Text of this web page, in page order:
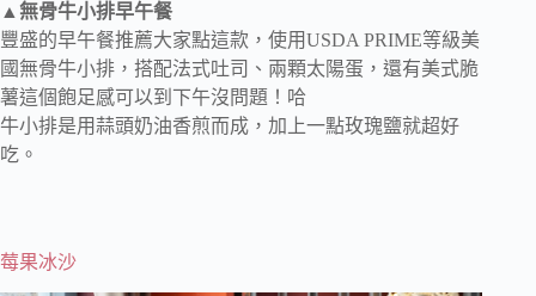
▲ 無骨牛小排早午餐
豐盛的早午餐推薦大家點這款，使用USDA PRIME等級美
國無骨牛小排，搭配法式吐司、兩顆太陽蛋，還有美式脆
薯這個飽足感可以到下午沒問題！哈
牛小排是用蒜頭奶油香煎而成，加上一點玫瑰鹽就超好
吃。
莓果冰沙